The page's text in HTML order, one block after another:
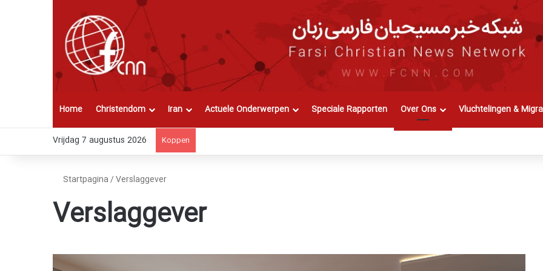
Home Christendom Iran Actuele Onderwerpen Speciale Rapporten Over Ons Vluchtelingen &
Vrijdag 7 augustus 2026 Koppen
Startpagina/Verslaggever
Verslaggever